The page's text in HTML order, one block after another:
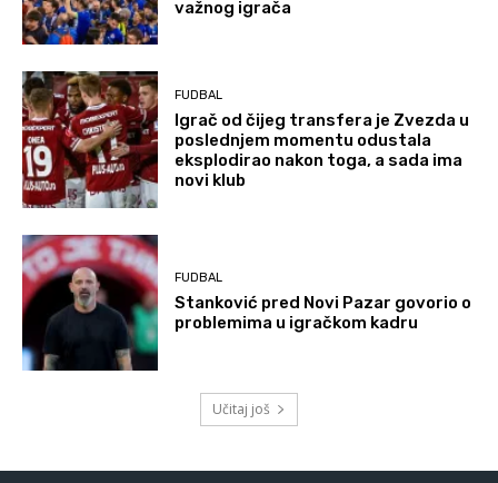
važnog igrača
FUDBAL
Igrač od čijeg transfera je Zvezda u
poslednjem momentu odustala
eksplodirao nakon toga, a sada ima
novi klub
FUDBAL
Stanković pred Novi Pazar govorio o
problemima u igračkom kadru
Učitaj još